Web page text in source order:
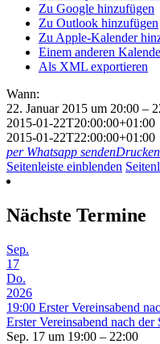
Zu Google hinzufügen
Zu Outlook hinzufügen
Zu Apple-Kalender
Einem anderen
Als XML exportieren
Wann:
22. Januar 2015 um 20:00 –
2015-01-22T20:00:00+01:00
2015-01-22T22:00:00+01:00
per Whatsapp sendenDrucken
Seitenleiste einblenden
Nächste Termine
Sep.
17
Do.
2026
19:00 Erster Vereinsabend
Erster Vereinsabend nach der
Sep. 17 um 19:00 – 22:00